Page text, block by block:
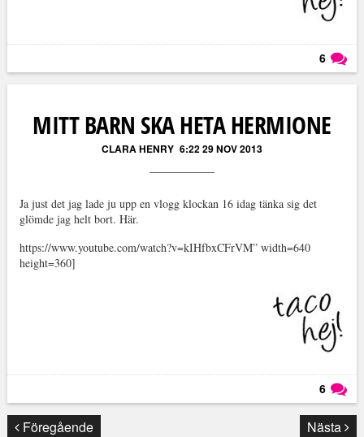
6
MITT BARN SKA HETA HERMIONE
CLARA HENRY 6:22 29 NOV 2013
Ja just det jag lade ju upp en vlogg klockan 16 idag tänka sig det
glömde jag helt bort. Här.
https://www.youtube.com/watch?v=kIHfbxCFrVM” width=640
height=360]
6
Läs kommentarer (6)
Föregående Nästa